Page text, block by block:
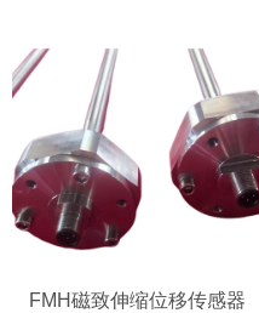
FMH磁致伸缩位移传感器